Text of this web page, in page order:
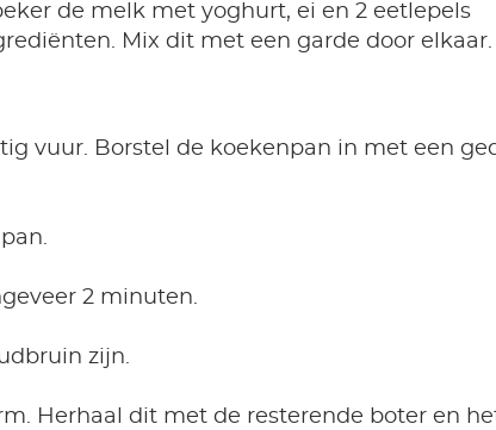
de melk met yoghurt, ei en 2 eetlepels
Mix dit met een garde door elkaar.
vuur. Borstel de koekenpan in met een
2 minuten.
zijn.
Herhaal dit met de resterende boter en